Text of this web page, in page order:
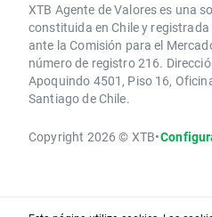
XTB Agente de Valores es una
constituida en Chile y
ante la Comisión para el
número de registro 216.
Apoquindo 4501, Piso 16,
Santiago de Chile.
Copyright 2026 © XTB•